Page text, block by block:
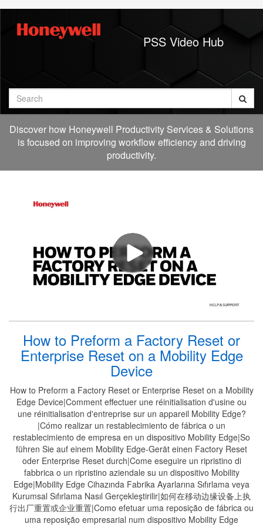
Jump
videos
PSS Video Hub
Discover how Honeywell Productivity Services & Solutions
is focused on improving workflow efficiency and driving
productivity.
How to Preform a Factory Reset or
Enterprise Reset on a Mobility Edge
Device
How to Preform a Factory Reset or Enterprise Reset on a Mobility
Edge Device|Comment effectuer une réinitialisation d'usine ou
une réinitialisation d'entreprise sur un appareil Mobility Edge?
|Cómo realizar un restablecimiento de fábrica o un
restablecimiento de empresa en un dispositivo Mobility Edge|So
führen Sie auf einem Mobility Edge-Gerät einen Factory Reset
oder Enterprise Reset durch|Come eseguire un ripristino di
fabbrica o un ripristino aziendale su un dispositivo Mobility
Edge|Mobility Edge Cihazında Fabrika Ayarlarına Sıfırlama veya
Kurumsal Sıfırlama Nasıl Gerçekleştirilir|如何在移动边缘设备上执
行出厂重置或企业重置|Como efetuar uma reposição de fábrica ou
uma reposição empresarial num dispositivo Mobility Edge